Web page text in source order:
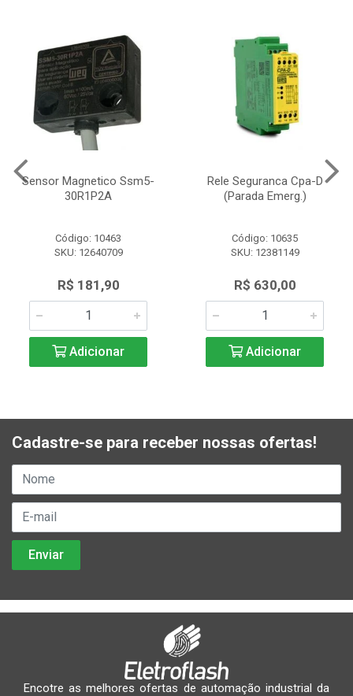
Sensor Magnetico Ssm5-
30R1P2A
Código: 10463
SKU: 12640709
R$ 181,90
Adicionar
Rele Seguranca Cpa-D
(Parada Emerg.)
Código: 10635
SKU: 12381149
R$ 630,00
Adicionar
Cadastre-se para receber nossas ofertas!
Encotre as melhores ofertas de automação industrial da